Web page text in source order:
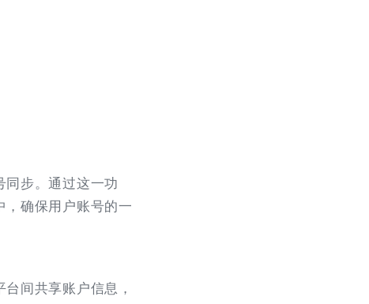
同步。通过这一功
，确保用户账号的一
间共享账户信息，